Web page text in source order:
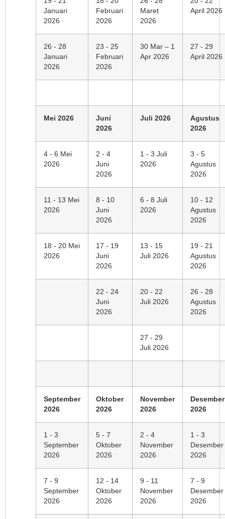
Januari
2026
Februari
2026
Maret
2026
April 2026
26 - 28
Januari
2026
23 - 25
Februari
2026
30 Mar – 1
Apr 2026
27 - 29
April 2026
Mei 2026
Juni
2026
Juli 2026
Agustus
2026
4 - 6 Mei
2026
2 - 4
Juni
2026
1 - 3 Juli
2026
3 - 5
Agustus
2026
11 - 13 Mei
2026
8 - 10
Juni
2026
6 - 8 Juli
2026
10 - 12
Agustus
2026
18 - 20 Mei
2026
17 - 19
Juni
2026
13 - 15
Juli 2026
19 - 21
Agustus
2026
22 - 24
Juni
2026
20 - 22
Juli 2026
26 - 28
Agustus
2026
27 - 29
Juli 2026
September
2026
Oktober
2026
November
2026
Desember
2026
1 - 3
September
2026
5 - 7
Oktober
2026
2 - 4
November
2026
1 - 3
Desember
2026
7 - 9
September
2026
12 - 14
Oktober
2026
9 - 11
November
2026
7 - 9
Desember
2026